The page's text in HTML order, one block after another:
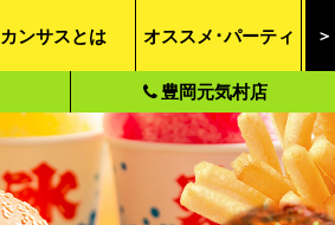
カンサスとは オススメ･パーティ ＞
豊岡元気村店